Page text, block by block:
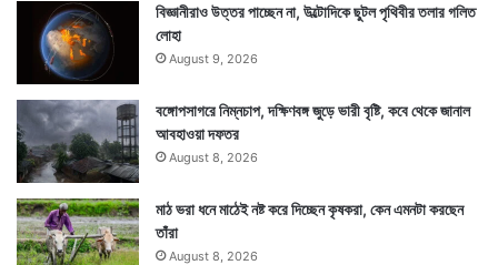
বিজ্ঞানীরাও উত্তর পাচ্ছেন না, উল্টোদিকে ছুটল পৃথিবীর তলার গলিত
লোহা
August 9, 2026
বঙ্গোপসাগরে নিম্নচাপ, দক্ষিণবঙ্গ জুড়ে ভারী বৃষ্টি, কবে থেকে জানাল
আবহাওয়া দফতর
August 8, 2026
মাঠ ভরা ধনে মাঠেই নষ্ট করে দিচ্ছেন কৃষকরা, কেন এমনটা করছেন
তাঁরা
August 8, 2026